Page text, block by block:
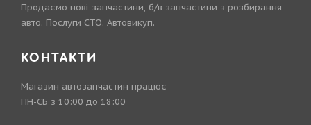
Продаємо нові запчастини, б/в запчастини з розбирання
авто. Послуги СТО. Автовикуп.
КОНТАКТИ
Магазин автозапчастин працює
ПН-СБ з 10:00 до 18:00